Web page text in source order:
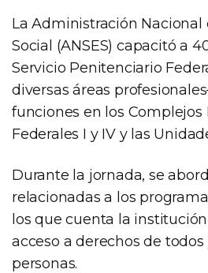
La Administración Nacional
Social (ANSES) capacitó a
Servicio Penitenciario
diversas áreas
funciones en los Complejos
Federales I y IV y las
Durante la jornada, se
relacionadas a los
los que cuenta la
acceso a derechos de todos
personas.